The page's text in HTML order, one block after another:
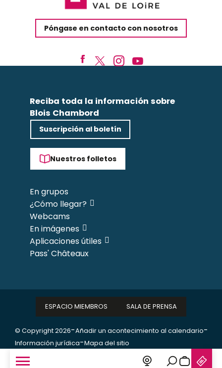
Póngase en contacto con nosotros
Reciba toda la información sobre
Blois Chambord
Suscripción al boletín
Nuestros folletos
En grupos
¿Cómo llegar?
Webcams
En imágenes
Aplicaciones útiles
Pass' Châteaux
© Copyright 2026-Añadir un acontecimiento al calendario-
Información jurídica-Mapa del sitio
ESPACIO MIEMBROS SALA DE PRENSA